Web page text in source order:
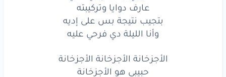
حبيبيهوالأجزخانة
www.lyrics-arabic.com
عارف دوايا وتركيبته
بتجيب نتيجة بس على إديه
وأنا الليلة دي فرحي عليه
الأجزخانة الأجزخانة الأجزخانة
حبيبي هو الأجزخانة